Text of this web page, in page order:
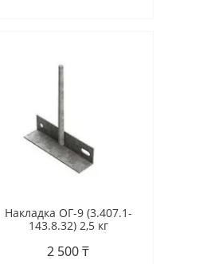
Накладка ОГ-9 (3.407.1-
143.8.32) 2,5 кг
2 500 ₸